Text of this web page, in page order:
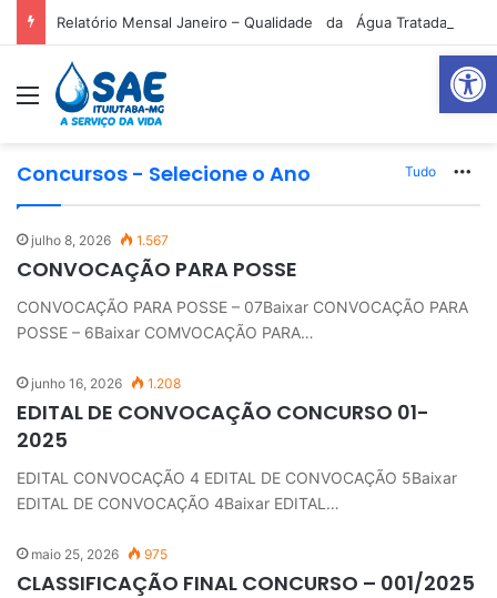
Abrir
Relatório Mensal Janeiro – Qualidade da Água Tratada
Menu
Concursos - Selecione o Ano Tudo
julho 8, 2026 1.567
CONVOCAÇÃO PARA POSSE
CONVOCAÇÃO PARA POSSE – 07Baixar CONVOCAÇÃO PARA
POSSE – 6Baixar COMVOCAÇÃO PARA…
junho 16, 2026 1.208
EDITAL DE CONVOCAÇÃO CONCURSO 01-
2025
EDITAL CONVOCAÇÃO 4 EDITAL DE CONVOCAÇÃO 5Baixar
EDITAL DE CONVOCAÇÃO 4Baixar EDITAL…
maio 25, 2026 975
CLASSIFICAÇÃO FINAL CONCURSO – 001/2025